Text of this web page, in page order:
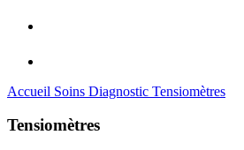
Accueil Soins Diagnostic Tensiomètres
Tensiomètres